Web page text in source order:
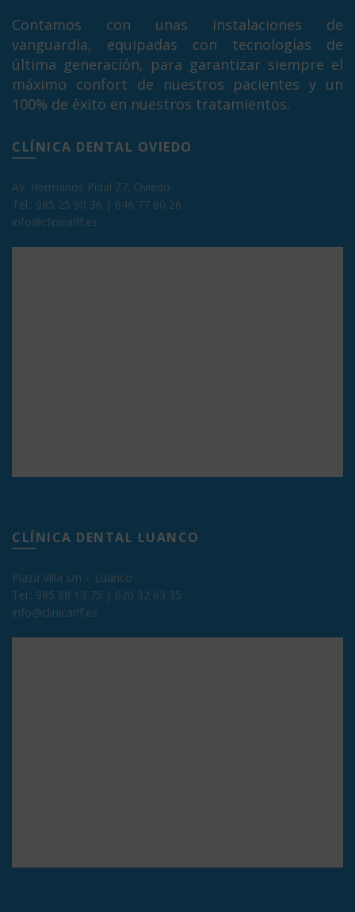
Contamos con unas instalaciones de
vanguardia, equipadas con tecnologías de
última generación, para garantizar siempre el
máximo confort de nuestros pacientes y un
100% de éxito en nuestros tratamientos.
CLÍNICA DENTAL OVIEDO
Av. Hermanos Pidal 27, Oviedo
Tel.: 985 25 90 36 | 646 77 80 26
info@clinicarlf.es
CLÍNICA DENTAL LUANCO
Plaza Villa s/n – Luanco
Tel.: 985 88 13 75 | 620 32 63 35
info@clinicarlf.es